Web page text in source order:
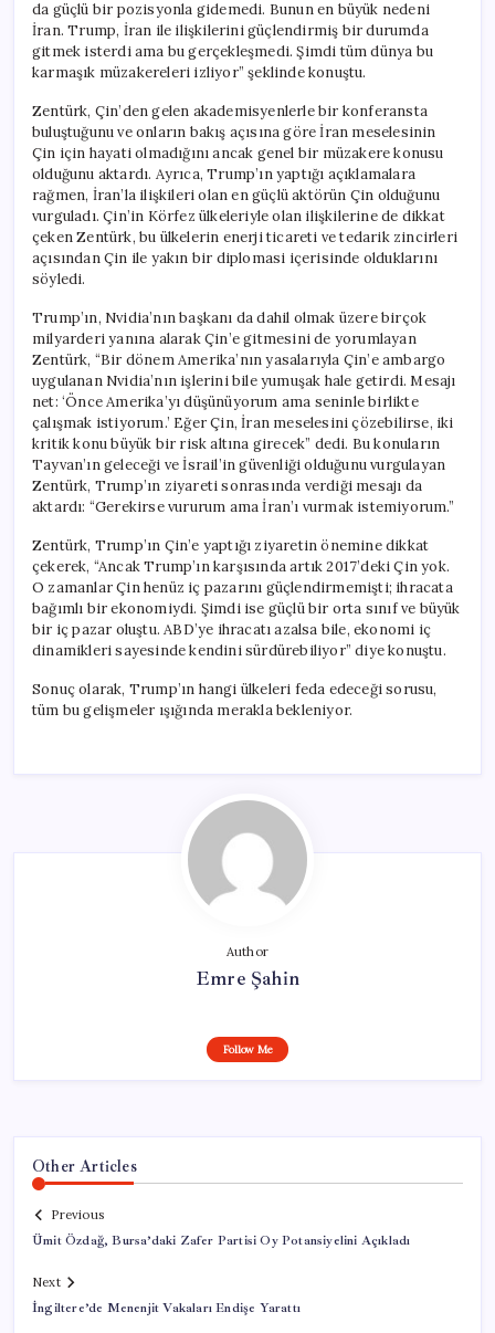
da güçlü bir pozisyonla gidemedi. Bunun en büyük nedeni
İran. Trump, İran ile ilişkilerini güçlendirmiş bir durumda
gitmek isterdi ama bu gerçekleşmedi. Şimdi tüm dünya bu
karmaşık müzakereleri izliyor” şeklinde konuştu.
Zentürk, Çin’den gelen akademisyenlerle bir konferansta
buluştuğunu ve onların bakış açısına göre İran meselesinin
Çin için hayati olmadığını ancak genel bir müzakere konusu
olduğunu aktardı. Ayrıca, Trump’ın yaptığı açıklamalara
rağmen, İran’la ilişkileri olan en güçlü aktörün Çin olduğunu
vurguladı. Çin’in Körfez ülkeleriyle olan ilişkilerine de dikkat
çeken Zentürk, bu ülkelerin enerji ticareti ve tedarik zincirleri
açısından Çin ile yakın bir diplomasi içerisinde olduklarını
söyledi.
Trump’ın, Nvidia’nın başkanı da dahil olmak üzere birçok
milyarderi yanına alarak Çin’e gitmesini de yorumlayan
Zentürk, “Bir dönem Amerika’nın yasalarıyla Çin’e ambargo
uygulanan Nvidia’nın işlerini bile yumuşak hale getirdi. Mesajı
net: ‘Önce Amerika’yı düşünüyorum ama seninle birlikte
çalışmak istiyorum.’ Eğer Çin, İran meselesini çözebilirse, iki
kritik konu büyük bir risk altına girecek” dedi. Bu konuların
Tayvan’ın geleceği ve İsrail’in güvenliği olduğunu vurgulayan
Zentürk, Trump’ın ziyareti sonrasında verdiği mesajı da
aktardı: “Gerekirse vururum ama İran’ı vurmak istemiyorum.”
Zentürk, Trump’ın Çin’e yaptığı ziyaretin önemine dikkat
çekerek, “Ancak Trump’ın karşısında artık 2017’deki Çin yok.
O zamanlar Çin henüz iç pazarını güçlendirmemişti; ihracata
bağımlı bir ekonomiydi. Şimdi ise güçlü bir orta sınıf ve büyük
bir iç pazar oluştu. ABD’ye ihracatı azalsa bile, ekonomi iç
dinamikleri sayesinde kendini sürdürebiliyor” diye konuştu.
Sonuç olarak, Trump’ın hangi ülkeleri feda edeceği sorusu,
tüm bu gelişmeler ışığında merakla bekleniyor.
Author
Emre Şahin
Follow Me
Other Articles
Previous
Ümit Özdağ, Bursa’daki Zafer Partisi Oy Potansiyelini Açıkladı
Next
İngiltere’de Menenjit Vakaları Endişe Yarattı